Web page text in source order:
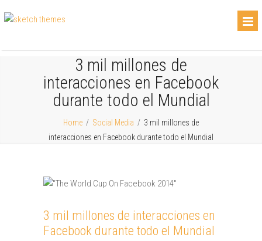
3 mil millones de
interacciones en Facebook
durante todo el Mundial
Home / Social Media / 3 mil millones de
interacciones en Facebook durante todo el Mundial
3 mil millones de interacciones en
Facebook durante todo el Mundial